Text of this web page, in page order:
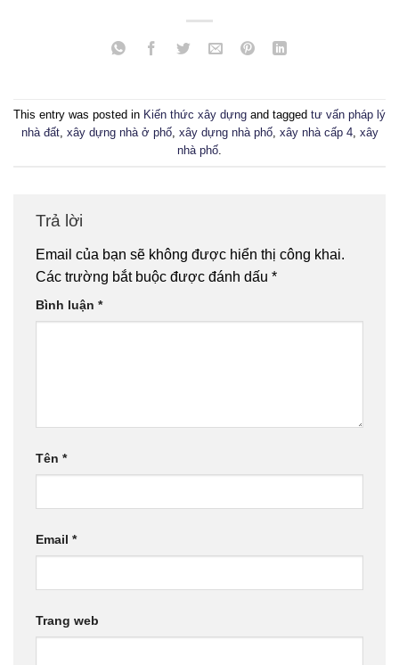
This entry was posted in Kiến thức xây dựng and tagged tư vấn pháp lý
nhà đất, xây dựng nhà ở phố, xây dựng nhà phố, xây nhà cấp 4, xây
nhà phố
Trả lời
Email của bạn sẽ không được hiển thị công khai.
Các trường bắt buộc được đánh dấu *
Bình luận *
Tên *
Email *
Trang web